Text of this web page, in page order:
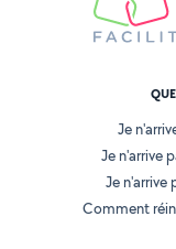
Je
Je n'arrive
Je n'arrive
Comment